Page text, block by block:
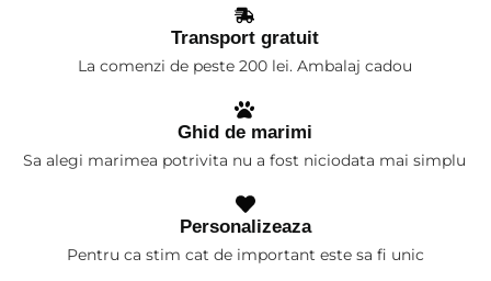
Transport gratuit
La comenzi de peste 200 lei. Ambalaj cadou
Ghid de marimi
Sa alegi marimea potrivita nu a fost niciodata mai simplu
Personalizeaza
Pentru ca stim cat de important este sa fi unic